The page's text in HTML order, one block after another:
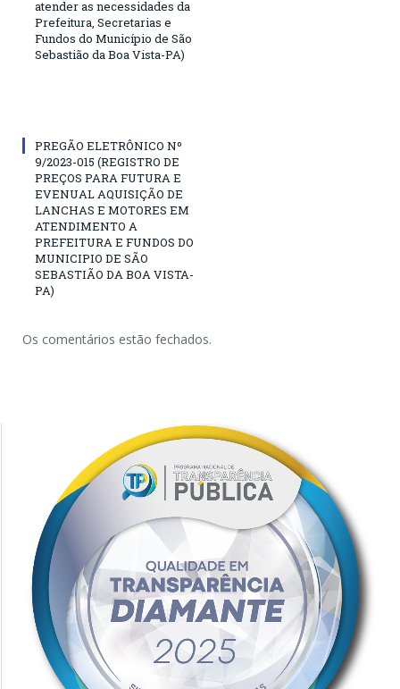
atender as necessidades da
Prefeitura, Secretarias e
Fundos do Município de São
Sebastião da Boa Vista-PA)
PREGÃO ELETRÔNICO Nº
9/2023-015 (REGISTRO DE
PREÇOS PARA FUTURA E
EVENUAL AQUISIÇÃO DE
LANCHAS E MOTORES EM
ATENDIMENTO A
PREFEITURA E FUNDOS DO
MUNICIPIO DE SÃO
SEBASTIÃO DA BOA VISTA-
PA)
Os comentários estão fechados.